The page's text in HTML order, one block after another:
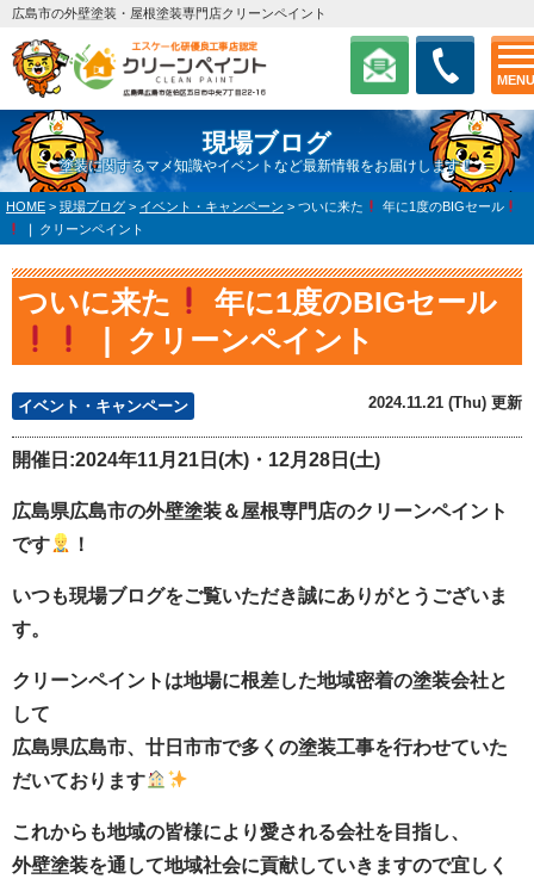
MENU
広島市の外壁塗装・屋根塗装専門店クリーンペイント
現場ブログ
塗装に関するマメ知識やイベントなど最新情報をお届けします！
HOME > 現場ブログ > イベント・キャンペーン > ついに来た
年に1度のBIGセール
❘ クリーンペイント
ついに来た
年に1度のBIGセール
❘ クリーンペイント
イベント・キャンペーン 2024.11.21 (Thu) 更新
開催日:2024年11月21日(木)・12月28日(土)
広島県広島市の外壁塗装＆屋根専門店のクリーンペイント
です
！
いつも現場ブログをご覧いただき誠にありがとうございま
す。
クリーンペイントは地場に根差した地域密着の塗装会社と
して
広島県広島市、廿日市市で多くの塗装工事を行わせていた
だいております
これからも地域の皆様により愛される会社を目指し、
外壁塗装を通して地域社会に貢献していきますので宜しく